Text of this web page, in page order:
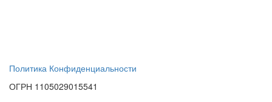
Политика Конфиденциальности
ОГРН 1105029015541